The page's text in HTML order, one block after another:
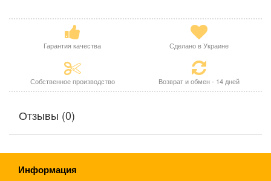
Гарантия качества Сделано в Украине
Собственное производство Возврат и обмен - 14 дней
Отзывы (0)
Информация